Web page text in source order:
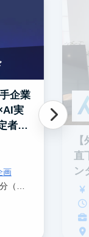
企業
実
者多
画
8分）
直
ン